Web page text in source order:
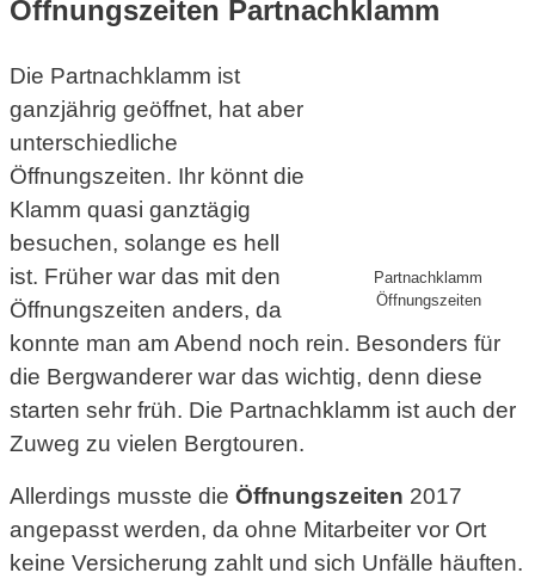
Öffnungszeiten Partnachklamm
Partnachklamm
Öffnungszeiten
Die Partnachklamm ist
ganzjährig geöffnet, hat aber
unterschiedliche
Öffnungszeiten. Ihr könnt die
Klamm quasi ganztägig
besuchen, solange es hell
ist. Früher war das mit den
Öffnungszeiten anders, da
konnte man am Abend noch rein. Besonders für
die Bergwanderer war das wichtig, denn diese
starten sehr früh. Die Partnachklamm ist auch der
Zuweg zu vielen Bergtouren.
Allerdings musste die Öffnungszeiten 2017
angepasst werden, da ohne Mitarbeiter vor Ort
keine Versicherung zahlt und sich Unfälle häuften.